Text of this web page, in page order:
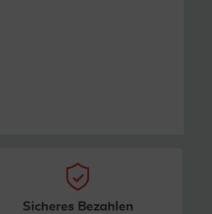
Sicheres Bezahlen